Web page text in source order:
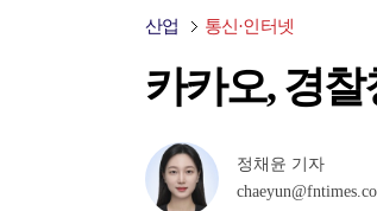
산업 통신·인터넷
카카오, 경찰
정채윤 기자